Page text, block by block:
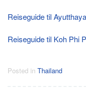
Reiseguide til
Reiseguide til Koh Phi
Posted in Thailand